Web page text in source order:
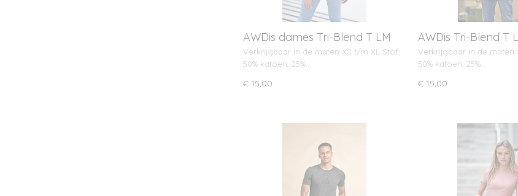
AWDis dames Tri-Blend T LM
Verkrijgbaar in de maten XS t/m XL Stof:
50% katoen, 25%…
€ 15,00
AWDis Tri-Blend T
Verkrijgbaar in de maten
50% katoen, 25%…
€ 15,00